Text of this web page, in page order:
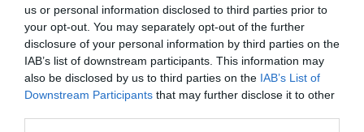
us or personal information disclosed to third parties prior to
your opt-out. You may separately opt-out of the further
disclosure of your personal information by third parties on the
IAB’s list of downstream participants. This information may
also be disclosed by us to third parties on the IAB’s List of
Downstream Participants that may further disclose it to other
Το «τελευταίο αντίο» στον Φράνκο Μπαρέζι είπαν
χιλιάδες κόσμου στο Μιλάνο στην Ιταλία. Στη
Βασιλική του Αγίου Αμβροσίου (Basilica di
Sant'Ambrogio) στο κέντρο της ιταλικής
μεγαλούπολης από νωρίς το πρωί άρχισε...
19:52 | 04 Αυγούστου 2026 Αθλητισμός